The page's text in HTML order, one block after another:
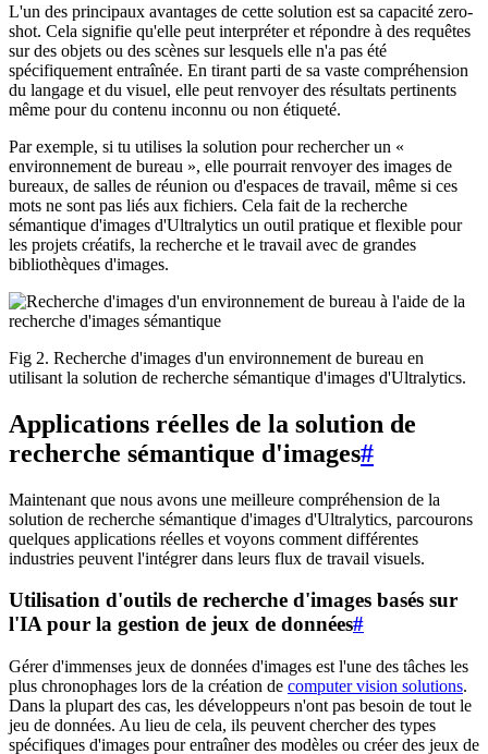
L'un des principaux avantages de cette solution est sa capacité zero-
shot. Cela signifie qu'elle peut interpréter et répondre à des requêtes
sur des objets ou des scènes sur lesquels elle n'a pas été
spécifiquement entraînée. En tirant parti de sa vaste compréhension
du langage et du visuel, elle peut renvoyer des résultats pertinents
même pour du contenu inconnu ou non étiqueté.
Par exemple, si tu utilises la solution pour rechercher un «
environnement de bureau », elle pourrait renvoyer des images de
bureaux, de salles de réunion ou d'espaces de travail, même si ces
mots ne sont pas liés aux fichiers. Cela fait de la recherche
sémantique d'images d'Ultralytics un outil pratique et flexible pour
les projets créatifs, la recherche et le travail avec de grandes
bibliothèques d'images.
Fig 2. Recherche d'images d'un environnement de bureau en
utilisant la solution de recherche sémantique d'images d'Ultralytics.
Applications réelles de la solution de
recherche sémantique d'images#
Maintenant que nous avons une meilleure compréhension de la
solution de recherche sémantique d'images d'Ultralytics, parcourons
quelques applications réelles et voyons comment différentes
industries peuvent l'intégrer dans leurs flux de travail visuels.
Utilisation d'outils de recherche d'images basés sur
l'IA pour la gestion de jeux de données#
Gérer d'immenses jeux de données d'images est l'une des tâches les
plus chronophages lors de la création de computer vision solutions.
Dans la plupart des cas, les développeurs n'ont pas besoin de tout le
jeu de données. Au lieu de cela, ils peuvent chercher des types
spécifiques d'images pour entraîner des modèles ou créer des jeux de